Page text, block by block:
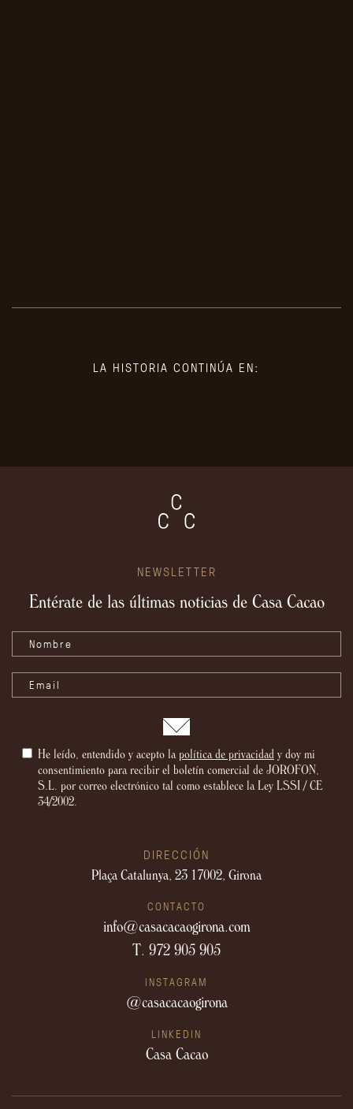
LA HISTORIA CONTINÚA EN:
NEWSLETTER
Entérate de las últimas noticias de Casa Cacao
He leído, entendido y acepto la política de privacidad y doy mi
consentimiento para recibir el boletín comercial de JOROFON,
S.L. por correo electrónico tal como establece la Ley LSSI / CE
34/2002.
DIRECCIÓN
Plaça Catalunya, 23 17002, Girona
CONTACTO
info@casacacaogirona.com
T. 972 905 905
INSTAGRAM
@casacacaogirona
LINKEDIN
Casa Cacao